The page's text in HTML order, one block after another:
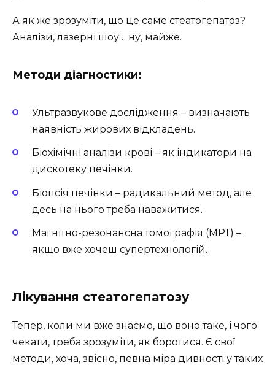
А як же зрозуміти, що це саме стеатогепатоз?
Аналізи, лазерні шоу… ну, майже.
Методи діагностики:
Ультразвукове дослідження – визначають
наявність жирових відкладень.
Біохімічні аналізи крові – як індикатори на
дискотеку печінки.
Біопсія печінки – радикальний метод, але
десь на нього треба наважитися.
Магнітно-резонансна томографія (МРТ) –
якщо вже хочеш супертехнологій.
Лікування стеатогепатозу
Тепер, коли ми вже знаємо, що воно таке, і чого
чекати, треба зрозуміти, як боротися. Є свої
методи, хоча, звісно, певна міра дивності у таких